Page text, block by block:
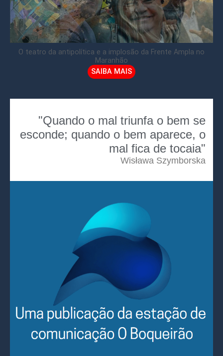
O teatro da antipolítica e a implosão da Frente Ampla no
Maranhão
SAIBA MAIS
"Quando o mal triunfa o bem se
esconde; quando o bem aparece, o
mal fica de tocaia"
Wisława Szymborska